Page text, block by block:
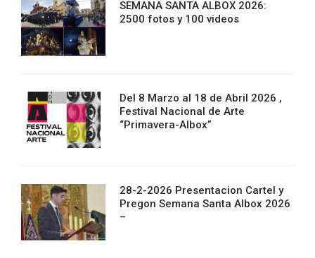
SEMANA SANTA ALBOX 2026:
2500 fotos y 100 videos
Del 8 Marzo al 18 de Abril 2026 ,
Festival Nacional de Arte
“Primavera-Albox”
28-2-2026 Presentacion Cartel y
Pregon Semana Santa Albox 2026
–